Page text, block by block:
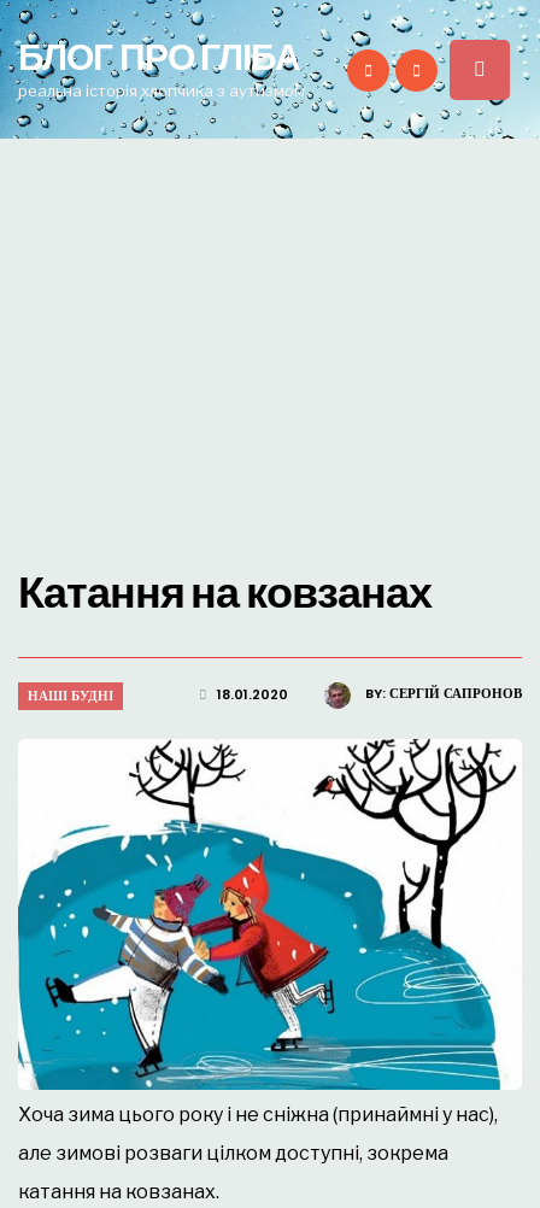
for:
БЛОГ ПРО ГЛІБА
реальна історія хлопчика з аутизмом
Катання на ковзанах
BY:СЕРГІЙ САПРОНОВ
18.01.2020
НАШІ БУДНІ
Хоча зима цього року і не сніжна (принаймні у нас),
але зимові розваги цілком доступні, зокрема
катання на ковзанах.